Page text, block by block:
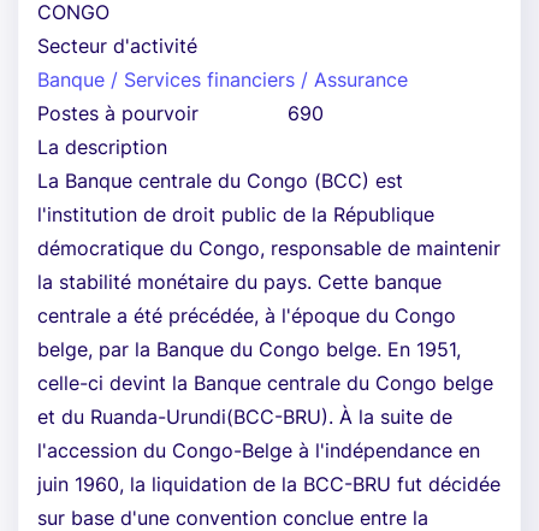
CONGO
Secteur d'activité
Banque / Services financiers / Assurance
Postes à pourvoir
690
La description
La Banque centrale du Congo (BCC) est
l'institution de droit public de la République
démocratique du Congo, responsable de maintenir
la stabilité monétaire du pays. Cette banque
centrale a été précédée, à l'époque du Congo
belge, par la Banque du Congo belge. En 1951,
celle-ci devint la Banque centrale du Congo belge
et du Ruanda-Urundi(BCC-BRU). À la suite de
l'accession du Congo-Belge à l'indépendance en
juin 1960, la liquidation de la BCC-BRU fut décidée
sur base d'une convention conclue entre la